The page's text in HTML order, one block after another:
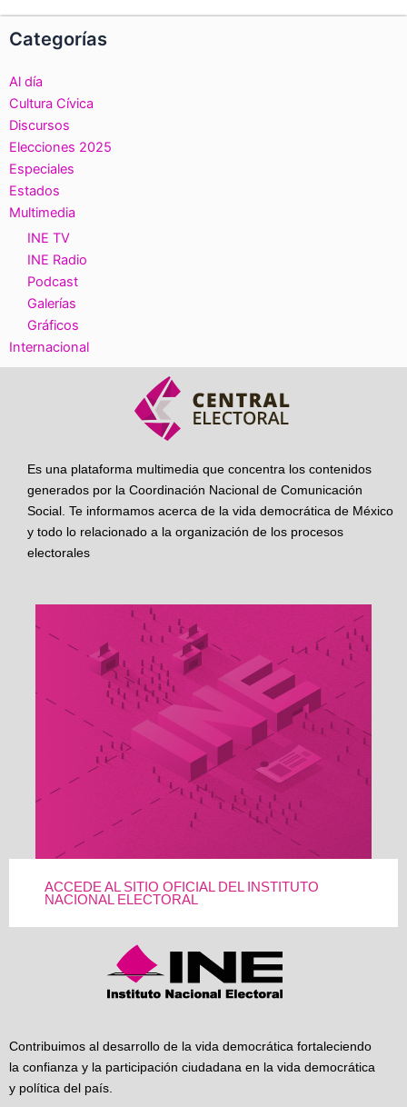
Categorías
Al día
Cultura Cívica
Discursos
Elecciones 2025
Especiales
Estados
Multimedia
INE TV
INE Radio
Podcast
Galerías
Gráficos
Internacional
Es una plataforma multimedia que concentra los contenidos
generados por la Coordinación Nacional de Comunicación
Social. Te informamos acerca de la vida democrática de México
y todo lo relacionado a la organización de los procesos
electorales
ACCEDE AL SITIO OFICIAL DEL INSTITUTO
NACIONAL ELECTORAL
Contribuimos al desarrollo de la vida democrática fortaleciendo
la confianza y la participación ciudadana en la vida democrática
y política del país.